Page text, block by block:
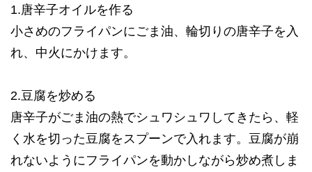
1.唐辛子オイルを作る
小さめのフライパンにごま油、輪切りの唐辛子を入
れ、中火にかけます。
2.豆腐を炒める
唐辛子がごま油の熱でシュワシュワしてきたら、軽
く水を切った豆腐をスプーンで入れます。豆腐が崩
れないようにフライパンを動かしながら炒め煮しま